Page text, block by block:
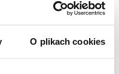
O plikach cookies